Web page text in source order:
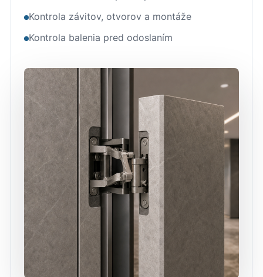
Kontrola závitov, otvorov a montáže
Kontrola balenia pred odoslaním